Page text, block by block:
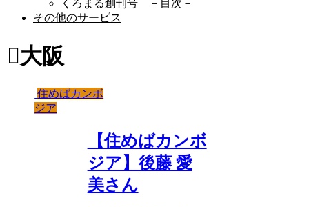
くろまる創刊号 －目次－
その他のサービス
大阪
住めばカンボ
ジア
【住めばカンボ
ジア】後藤 愛
美さん